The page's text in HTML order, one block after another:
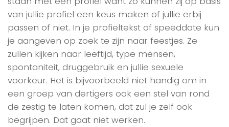
van jullie profiel een keus maken of jullie erbij
passen of niet. In je profieltekst of speeddate kun
je aangeven op zoek te zijn naar feestjes. Ze
zullen kijken naar leeftijd, type mensen,
spontaniteit, druggebruik en jullie sexuele
voorkeur. Het is bijvoorbeeld niet handig om in
een groep van dertigers ook een stel van rond
de zestig te laten komen, dat zul je zelf ook
begrijpen. Dat gaat niet werken.